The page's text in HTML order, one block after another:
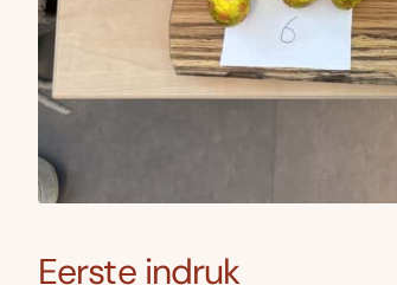
Eerste indruk